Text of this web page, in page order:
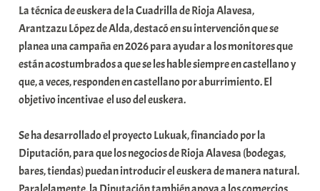
La técnica de euskera de la Cuadrilla de Rioja Alavesa,
Arantzazu López de Alda, destacó en su intervención que se
planea una campaña en 2026 para ayudar a los monitores que
están acostumbrados a que se les hable siempre en castellano y
que, a veces, responden en castellano por aburrimiento. El
objetivo incentivae el uso del euskera.
Se ha desarrollado el proyecto Lukuak, financiado por la
Diputación, para que los negocios de Rioja Alavesa (bodegas,
bares, tiendas) puedan introducir el euskera de manera natural.